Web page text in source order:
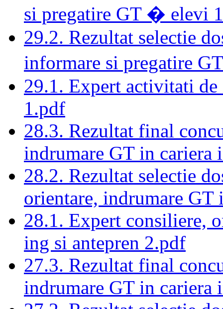
si pregatire GT � elevi
29.2. Rezultat selectie
informare si pregatire
29.1. Expert activitati
1.pdf
28.3. Rezultat final
indrumare GT in cariera
28.2. Rezultat selectie
orientare, indrumare GT
28.1. Expert consiliere,
ing si antepren 2.pdf
27.3. Rezultat final
indrumare GT in cariera